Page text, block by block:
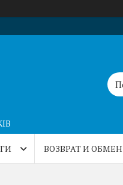
ВОЗВРАТ И ОБМЕН